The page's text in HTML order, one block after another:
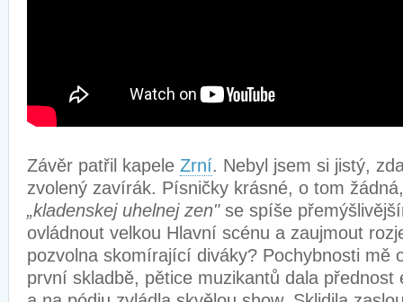
Závěr patřil kapele Zrní. Nebyl jsem si jistý,
zvolený zavírák. Písničky krásné, o tom
„kladenskej uhelnej zen"se spíše
ovládnout velkou Hlavní scénu a zaujmout
pozvolna skomírající diváky? Pochybnosti mě
první skladbě, pětice muzikantů dala